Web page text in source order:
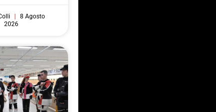
8 Agosto
2026